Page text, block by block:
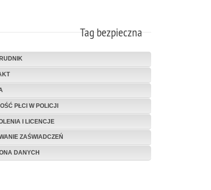
Tag bezpieczna
PŁCI W POLICJI
I LICENCJE
ZAŚWIADCZEŃ
DANYCH